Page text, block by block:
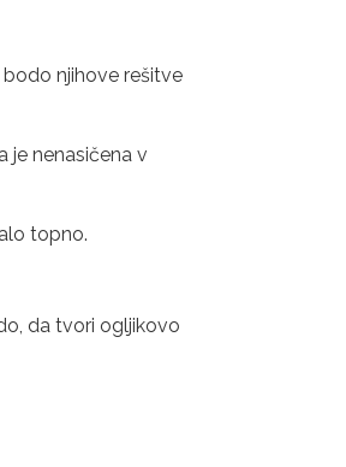
bodo njihove rešitve
je nenasičena v
topno.
da tvori ogljikovo